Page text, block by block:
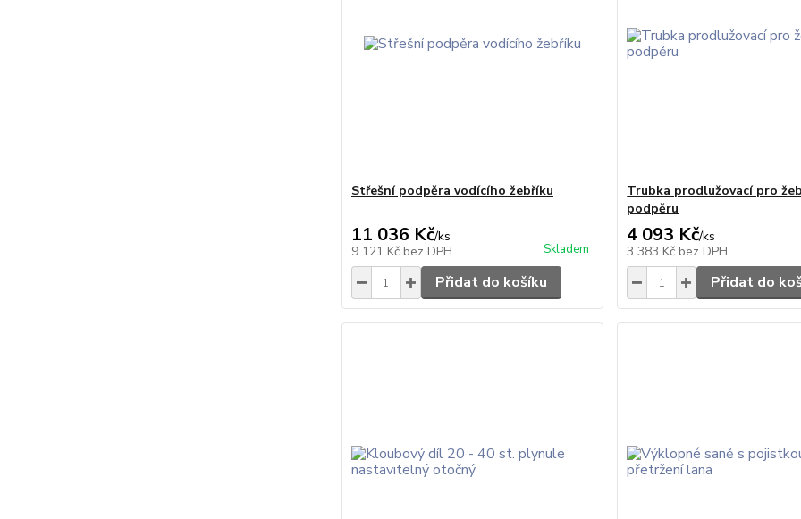
Střešní podpěra vodícího žebříku
11 036 Kč/ks
9 121 Kč bez DPH Skladem
Přidat do košíku
Trubka prodlužovací pro
podpěru
4 093 Kč/ks
3 383 Kč bez DPH
Přidat do